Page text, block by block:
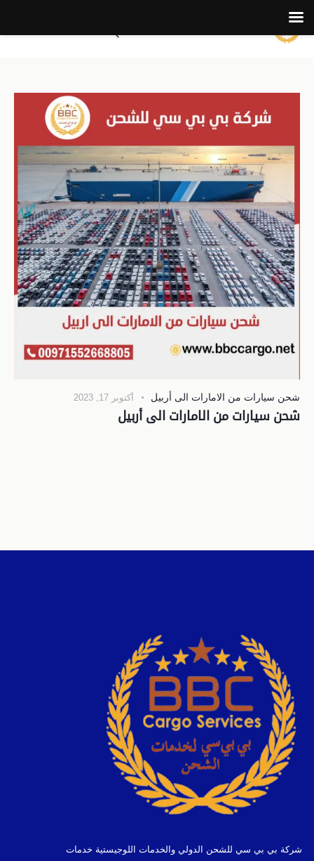
شحن سيارات من الامارات الى أربيل أكتوبر 17, 2023
شحن سيارات من الامارات الى أربيل
شركة بي بي سي للشحن الدولي والخدمات اللوجيستية خدمات